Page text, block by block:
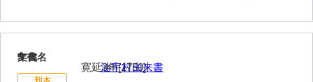
9
文書名
油宇村由来書
年代
寛延3年[1750]